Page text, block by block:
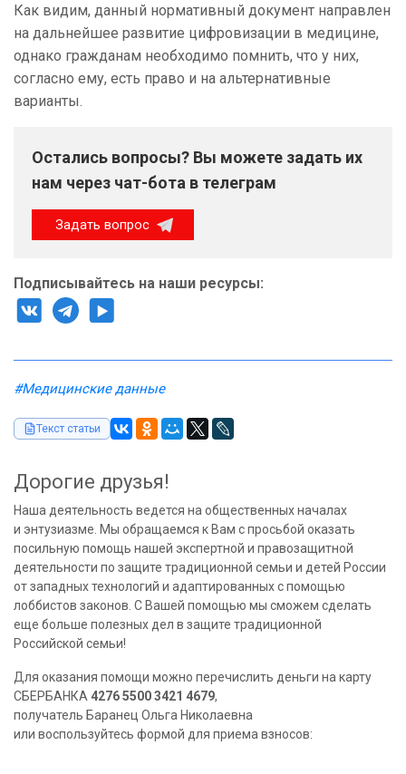
Как видим, данный нормативный документ направлен
на дальнейшее развитие цифровизации в медицине,
однако гражданам необходимо помнить, что у них,
согласно ему, есть право и на альтернативные
варианты.
Остались вопросы? Вы можете задать их
нам через чат-бота в телеграм
Задать вопрос
Подписывайтесь на наши ресурсы:
#Медицинские данные
Текст статьи
Дорогие друзья!
Наша деятельность ведется на общественных началах
и энтузиазме. Мы обращаемся к Вам с просьбой оказать
посильную помощь нашей экспертной и правозащитной
деятельности по защите традиционной семьи и детей России
от западных технологий и адаптированных с помощью
лоббистов законов. С Вашей помощью мы сможем сделать
еще больше полезных дел в защите традиционной
Российской семьи!
Для оказания помощи можно перечислить деньги на карту
СБЕРБАНКА 4276 5500 3421 4679,
получатель Баранец Ольга Николаевна
или воспользуйтесь формой для приема взносов: